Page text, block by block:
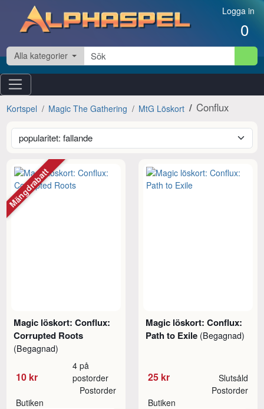
Hoppa till innehåll Logga in
0
Alla kategorier
Kortspel Magic The Gathering MtG Löskort Conflux
Magic löskort: Conflux:
Corrupted Roots
(Begagnad)
10 kr
4 på
postorder
Butiken
Postorder
Mängdrabatt
Magic löskort: Conflux:
Path to Exile (Begagnad)
25 kr Slutsåld
Butiken
Postorder